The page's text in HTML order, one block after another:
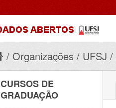
Organizações UFSJ
CURSOS DE
GRADUAÇÃO